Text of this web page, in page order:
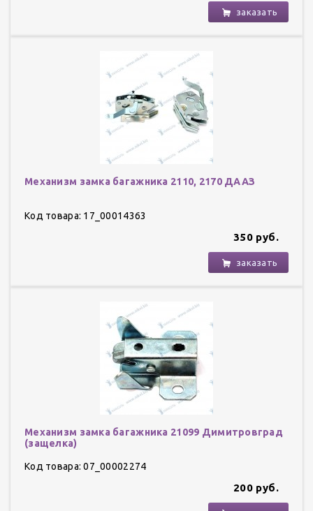
заказать
Механизм замка багажника 2110, 2170 ДААЗ
Код товара: 17_00014363
350 руб.
заказать
Механизм замка багажника 21099 Димитровград
(защелка)
Код товара: 07_00002274
200 руб.